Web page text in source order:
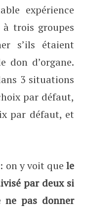
expérience
trois groupes
s’ils étaient
don d’organe.
3 situations
par défaut,
par défaut, et
on y voit que le
par deux si
pas donner